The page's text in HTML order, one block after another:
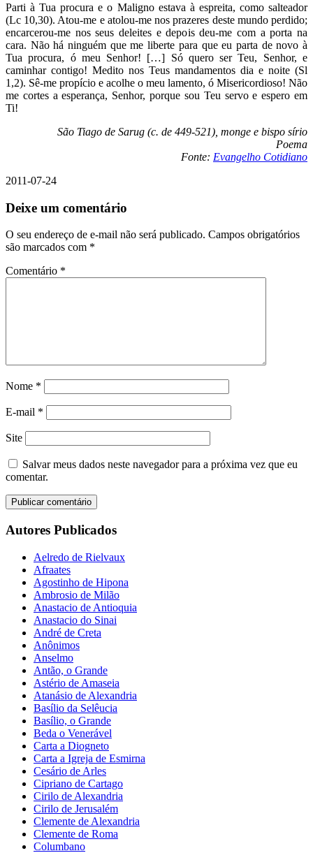
Parti à Tua procura e o Maligno estava à espreita, como salteador
(Lc 10,30). Atou-me e atolou-me nos prazeres deste mundo perdido;
encarcerou-me nos seus deleites e depois deu-me com a porta na
cara. Não há ninguém que me liberte para que eu parta de novo à
Tua procura, ó meu Senhor! […] Só quero ser Teu, Senhor, e
caminhar contigo! Medito nos Teus mandamentos dia e noite (Sl
1,2). Sê-me propício e acolhe o meu lamento, ó Misericordioso! Não
me cortes a esperança, Senhor, porque sou Teu servo e espero em
Ti!
São Tiago de Sarug (c. de 449-521), monge e bispo sírio
Poema
Fonte: Evangelho Cotidiano
2011-07-24
Deixe um comentário
O seu endereço de e-mail não será publicado. Campos obrigatórios
são marcados com *
Comentário *
Nome *
E-mail *
Site
Salvar meus dados neste navegador para a próxima vez que eu
comentar.
Autores Publicados
Aelredo de Rielvaux
Afraates
Agostinho de Hipona
Ambrosio de Milão
Anastacio de Antioquia
Anastacio do Sinai
André de Creta
Anônimos
Anselmo
Antão, o Grande
Astério de Amaseia
Atanásio de Alexandria
Basílio da Selêucia
Basílio, o Grande
Beda o Venerável
Carta a Diogneto
Carta a Igreja de Esmirna
Cesário de Arles
Cipriano de Cartago
Cirilo de Alexandria
Cirilo de Jerusalém
Clemente de Alexandria
Clemente de Roma
Columbano